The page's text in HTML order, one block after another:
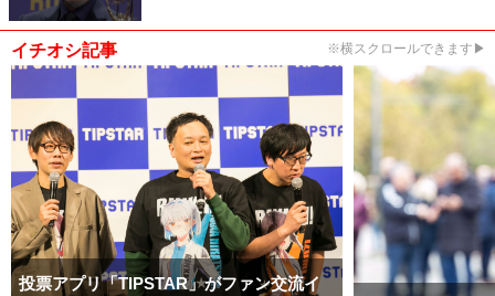
イチオシ記事 ※横スクロールできます▶
投票アプリ「TIPSTAR」がファン交流イ